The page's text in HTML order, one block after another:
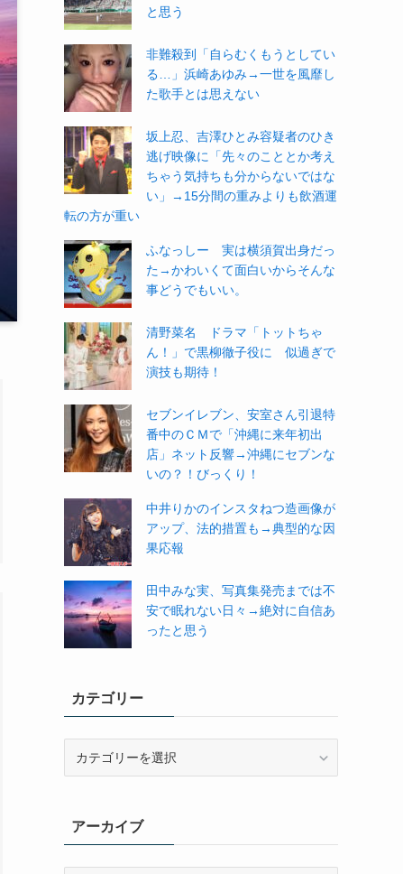
と思う
非難殺到「自らむくもうとしてい
る…」浜崎あゆみ→一世を風靡し
た歌手とは思えない
坂上忍、吉澤ひとみ容疑者のひき
逃げ映像に「先々のこととか考え
ちゃう気持ちも分からないではな
い」→15分間の重みよりも飲酒運
転の方が重い
ふなっしー 実は横須賀出身だっ
た→かわいくて面白いからそんな
事どうでもいい。
清野菜名 ドラマ「トットちゃ
ん！」で黒柳徹子役に 似過ぎで
演技も期待！
セブンイレブン、安室さん引退特
番中のＣＭで「沖縄に来年初出
店」ネット反響→沖縄にセブンな
いの？！びっくり！
中井りかのインスタねつ造画像が
アップ、法的措置も→典型的な因
果応報
田中みな実、写真集発売までは不
安で眠れない日々→絶対に自信あ
ったと思う
カテゴリー
ーアーカイブ